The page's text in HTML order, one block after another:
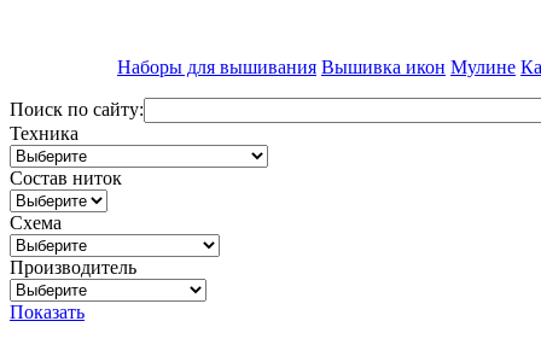
Наборы для вышивания Вышивка икон Мулине
Поиск по сайту:
Техника
Состав ниток
Схема
Производитель
Показать